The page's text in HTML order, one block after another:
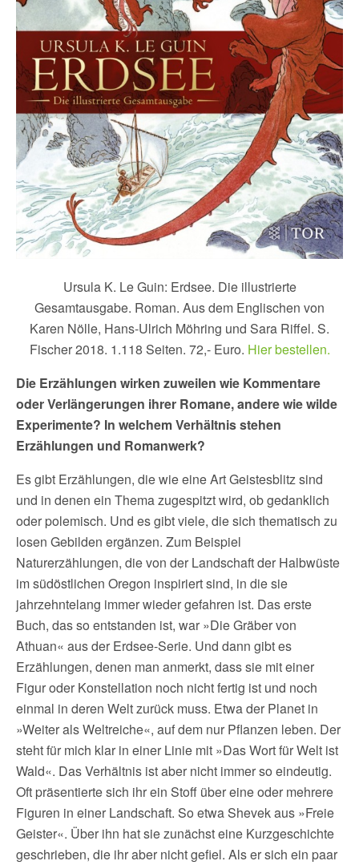
Ursula K. Le Guin: Erdsee. Die illustrierte
Gesamtausgabe. Roman. Aus dem Englischen von
Karen Nölle, Hans-Ulrich Möhring und Sara Riffel. S.
Fischer 2018. 1.118 Seiten. 72,- Euro. Hier bestellen.
Die Erzählungen wirken zuweilen wie Kommentare
oder Verlängerungen ihrer Romane, andere wie wilde
Experimente? In welchem Verhältnis stehen
Erzählungen und Romanwerk?
Es gibt Erzählungen, die wie eine Art Geistesblitz sind
und in denen ein Thema zugespitzt wird, ob gedanklich
oder polemisch. Und es gibt viele, die sich thematisch zu
losen Gebilden ergänzen. Zum Beispiel
Naturerzählungen, die von der Landschaft der Halbwüste
im südöstlichen Oregon inspiriert sind, in die sie
jahrzehntelang immer wieder gefahren ist. Das erste
Buch, das so entstanden ist, war »Die Gräber von
Athuan« aus der Erdsee-Serie. Und dann gibt es
Erzählungen, denen man anmerkt, dass sie mit einer
Figur oder Konstellation noch nicht fertig ist und noch
einmal in deren Welt zurück muss. Etwa der Planet in
»Weiter als Weltreiche«, auf dem nur Pflanzen leben. Der
steht für mich klar in einer Linie mit »Das Wort für Welt ist
Wald«. Das Verhältnis ist aber nicht immer so eindeutig.
Oft präsentierte sich ihr ein Stoff über eine oder mehrere
Figuren in einer Landschaft. So etwa Shevek aus »Freie
Geister«. Über ihn hat sie zunächst eine Kurzgeschichte
geschrieben, die ihr aber nicht gefiel. Als er sich ein paar